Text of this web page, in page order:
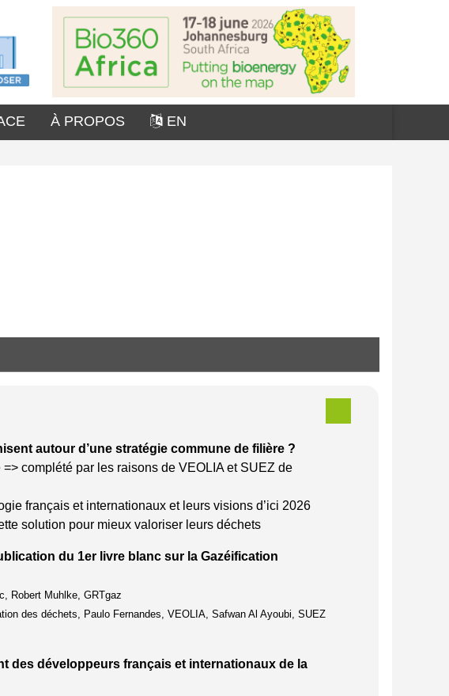
À PROPOS EN
autour d’une stratégie commune de filière ?
complété par les raisons de VEOLIA et SUEZ de
français et internationaux et leurs visions d’ici 2026
solution pour mieux valoriser leurs déchets
du 1er livre blanc sur la Gazéification
Robert Muhlke, GRTgaz
des déchets, Paulo Fernandes, VEOLIA, Safwan Al Ayoubi, SUEZ
des développeurs français et internationaux de la